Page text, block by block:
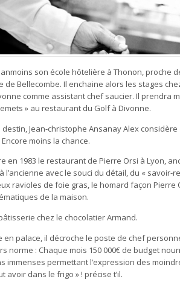
son école hôtelière à Thonon, proche
Bellecombe. Il enchaine alors les stages
comme assistant chef saucier. Il prendra
» au restaurant du Golf à Divonne.
Jean-christophe Ansanay Alex
moins la chance.
en 1983 le restaurant de Pierre Orsi à Lyon,
l’ancienne avec le souci du détail, du « savoir-
ravioles de foie gras, le homard façon Pierre
de la maison.
chez le chocolatier Armand.
palace, il décroche le poste de chef
norme : Chaque mois 150 000€ de budget
immenses permettant l’expression des
avoir dans le frigo » ! précise t’il.